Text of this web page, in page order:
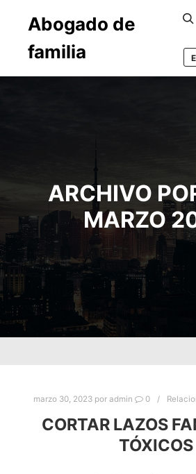
Abogado de
familia
ARCHIVO
MARZO
marzo 30, 2023 por admin 0
CORTAR LAZOS
TÓXICOS